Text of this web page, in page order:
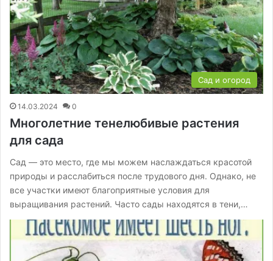
Сад и огород
14.03.2024 0
Многолетние тенелюбивые растения
для сада
Сад — это место, где мы можем наслаждаться красотой
природы и расслабиться после трудового дня. Однако, не
все участки имеют благоприятные условия для
выращивания растений. Часто сады находятся в тени,…